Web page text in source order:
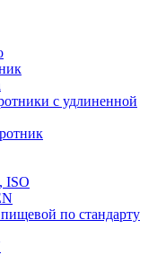
с удлиненной
ISO
по стандарту